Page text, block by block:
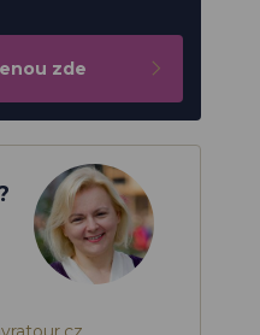
zde